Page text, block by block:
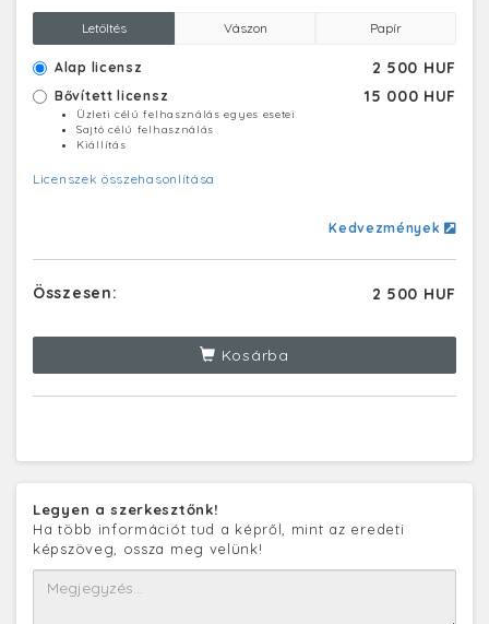
Letöltés Vászon Papír
Alap licensz 2 500 HUF
Bővített licensz 15 000 HUF
Üzleti célú felhasználás egyes esetei
Sajtó célú felhasználás
Kiállítás
Licenszek összehasonlítása
Kedvezmények
Összesen: 2 500 HUF
Kosárba
Legyen a szerkesztőnk!
Ha több információt tud a képről, mint az eredeti
képszöveg, ossza meg velünk!